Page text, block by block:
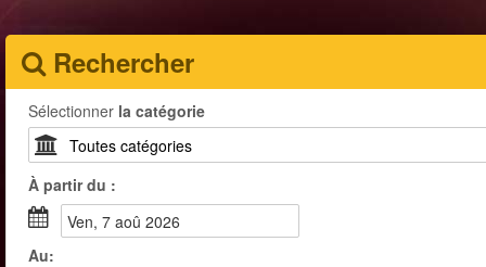
Rechercher
Sélectionner la catégorie
À partir du :
ven, 7 aoû 2026
Au: